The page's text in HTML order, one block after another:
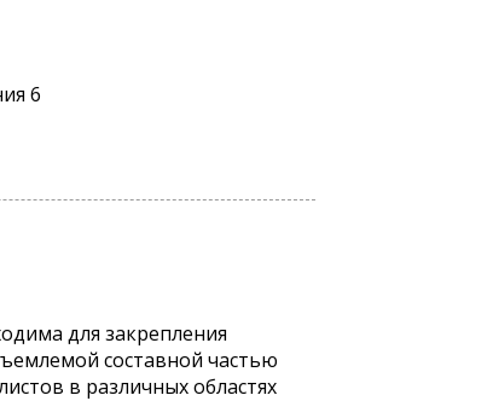
6
для закрепления
составной частью
в различных областях